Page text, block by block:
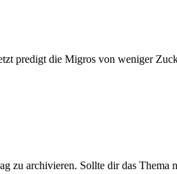
predigt die Migros von weniger
zu archivieren. Sollte dir das